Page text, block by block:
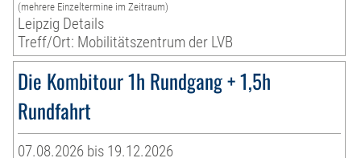
(mehrere Einzeltermine im Zeitraum)
Leipzig Details
Treff/Ort: Mobilitätszentrum der LVB
Die Kombitour 1h Rundgang + 1,5h
Rundfahrt
07.08.2026 bis 19.12.2026